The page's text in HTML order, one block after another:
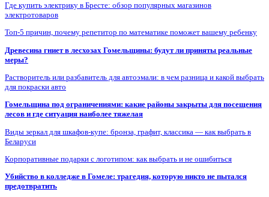
Где купить электрику в Бресте: обзор популярных магазинов
электротоваров
Топ-5 причин, почему репетитор по математике поможет вашему ребенку
Древесина гниет в лесхозах Гомельщины: будут ли приняты реальные
меры?
Растворитель или разбавитель для автоэмали: в чем разница и какой выбрать
для покраски авто
Гомельщина под ограничениями: какие районы закрыты для посещения
лесов и где ситуация наиболее тяжелая
Виды зеркал для шкафов-купе: бронза, графит, классика — как выбрать в
Беларуси
Корпоративные подарки с логотипом: как выбрать и не ошибиться
Убийство в колледже в Гомеле: трагедия, которую никто не пытался
предотвратить